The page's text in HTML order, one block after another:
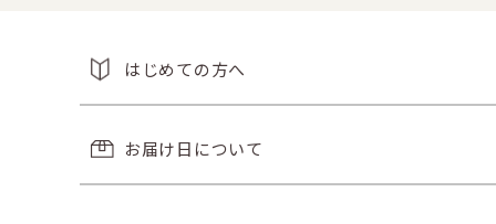
はじめての方へ
お届け日について